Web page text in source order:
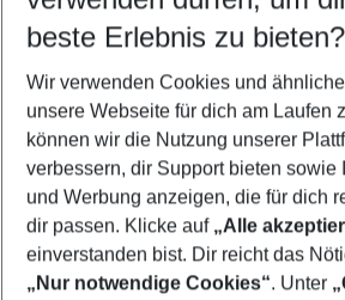
5-8 Nächte
2 Erwachsene Keine Kinder
Mehr Filter anzeigen
beste Erlebnis zu bieten?
Wir verwenden Cookies und
unsere Webseite für dich am Laufen
können wir die Nutzung unserer
verbessern, dir Support bieten sowie
und Werbung anzeigen, die für dich
dir passen. Klicke auf „Alle
einverstanden bist. Dir reicht das
„Nur notwendige Cookies“. Unter